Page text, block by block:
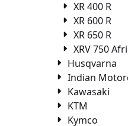
XR 400 R
XR 600 R
XR 650 R
XRV 750
Husqvarna
Indian
Kawasaki
KTM
Kymco